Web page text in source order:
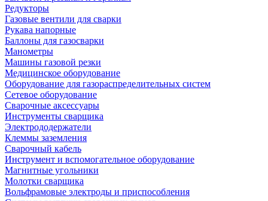
Редукторы
Газовые вентили для сварки
Рукава напорные
Баллоны для газосварки
Манометры
Машины газовой резки
Медицинское оборудование
Оборудование для газораспределительных систем
Сетевое оборудование
Сварочные аксессуары
Инструменты сварщика
Электрододержатели
Клеммы заземления
Сварочный кабель
Инструмент и вспомогательное оборудование
Магнитные угольники
Молотки сварщика
Вольфрамовые электроды и приспособления